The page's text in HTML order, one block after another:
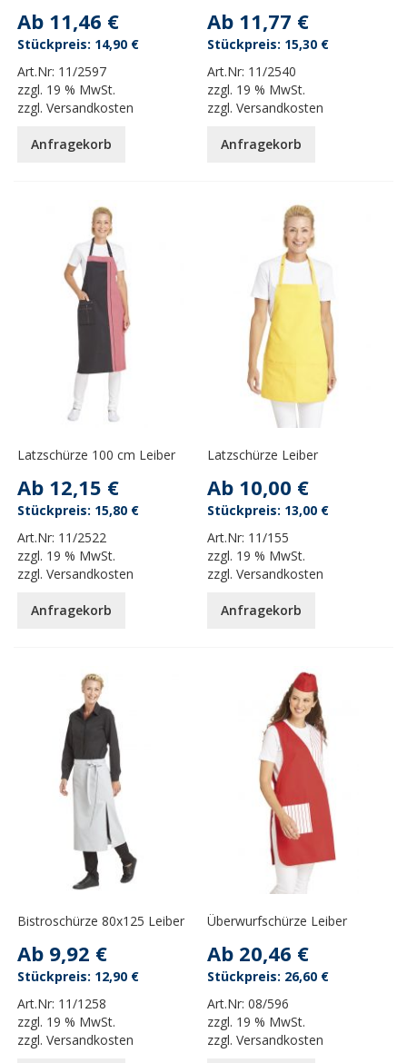
Ab 11,46 €
Art.Nr: 11/2597
zzgl. 19 % MwSt.
zzgl.Versandkosten
14,90 €
Anfragekorb
Ab 11,77 €
Art.Nr: 11/2540
zzgl. 19 % MwSt.
zzgl.Versandkosten
15,30 €
Anfragekorb
Latzschürze 100 cm Leiber
Ab 12,15 €
Art.Nr: 11/2522
zzgl. 19 % MwSt.
zzgl.Versandkosten
15,80 €
Anfragekorb
Latzschürze Leiber
Ab 10,00 €
Art.Nr: 11/155
zzgl. 19 % MwSt.
zzgl.Versandkosten
13,00 €
Anfragekorb
Bistroschürze 80x125 Leiber
Ab 9,92 €
Art.Nr: 11/1258
zzgl. 19 % MwSt.
zzgl.Versandkosten
12,90 €
Überwurfschürze Leiber
Ab 20,46 €
Art.Nr:08/596
zzgl. 19 % MwSt.
zzgl.Versandkosten
26,60 €